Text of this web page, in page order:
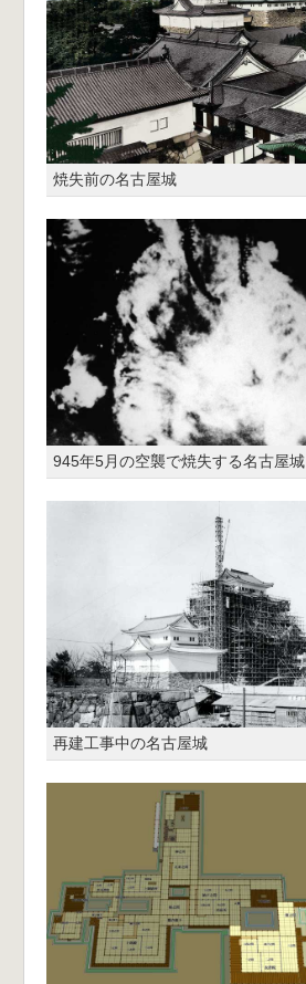
焼失前の名古屋城
945年5月の空襲で焼失する名古屋城
再建工事中の名古屋城